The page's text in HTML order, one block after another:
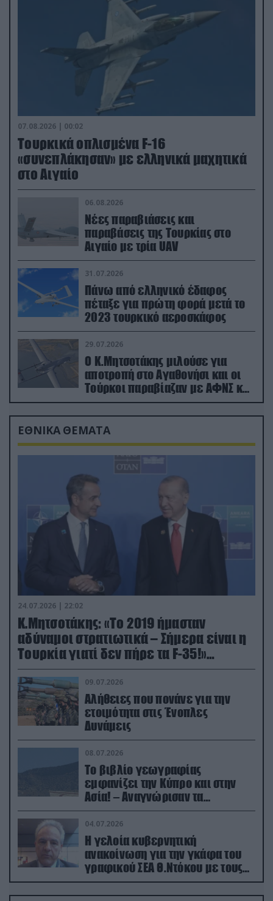
07.08.2026 | 00:02
Τουρκικά οπλισμένα F-16
«συνεπλάκησαν» με ελληνικά μαχητικά
στο Αιγαίο
06.08.2026
Νέες παραβιάσεις και
παραβάσεις της Τουρκίας στο
Αιγαίο με τρία UAV
31.07.2026
Πάνω από ελληνικό έδαφος
πέταξε για πρώτη φορά μετά το
2023 τουρκικό αεροσκάφος
29.07.2026
Ο Κ.Μητσοτάκης μιλούσε για
αποτροπή στο Αγαθονήσι και οι
Τούρκοι παραβίαζαν με ΑΦΝΣ και
drone
ΕΘΝΙΚΑ ΘΕΜΑΤΑ
24.07.2026 | 22:02
Κ.Μητσοτάκης: «Το 2019 ήμασταν
αδύναμοι στρατιωτικά – Σήμερα είναι η
Τουρκία γιατί δεν πήρε τα F-35!»
(βίντεο)
09.07.2026
Αλήθειες που πονάνε για την
ετοιμότητα στις Ένοπλες
Δυνάμεις
08.07.2026
Το βιβλίο γεωγραφίας
εμφανίζει την Κύπρο και στην
Ασία! – Αναγνώρισαν τα
κατεχόμενα; (φωτο)
04.07.2026
Η γελοία κυβερνητική
ανακοίνωση για την γκάφα του
γραφικού ΣΕΑ Θ.Ντόκου με τους
Ρώσους φαρσέρ